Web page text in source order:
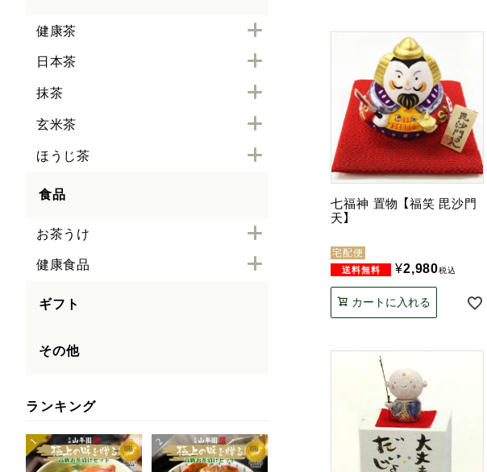
健康茶
日本茶
抹茶
玄米茶
ほうじ茶
食品
お茶うけ
健康食品
ギフト
その他
ランキング
七福神 置物 【福笑 毘沙門
天】
宅配便
¥2,980税込
カートに入れる